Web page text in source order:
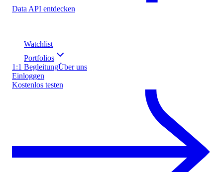
Data API entdecken
Watchlist
Portfolios
1:1 BegleitungÜber uns
Einloggen
Kostenlos testen